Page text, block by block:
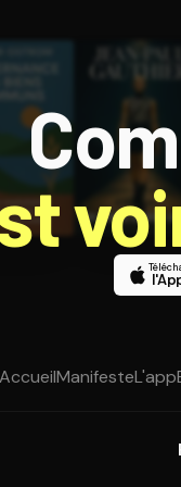
AccueilManifesteL'app